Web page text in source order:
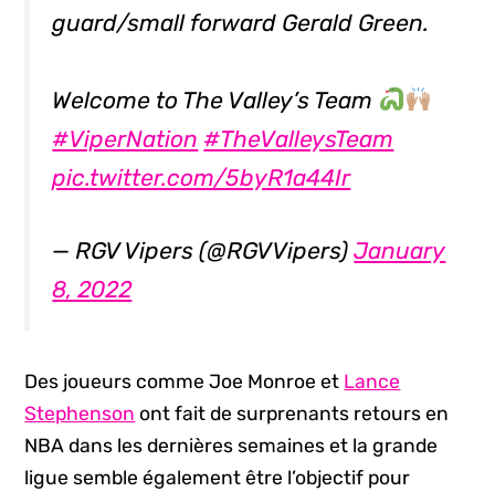
guard/small forward Gerald Green.
Welcome to The Valley’s Team
#ViperNation #TheValleysTeam
pic.twitter.com/5byR1a44Ir
— RGV Vipers (@RGVVipers)January
8, 2022
Des joueurs comme Joe Monroe et Lance
Stephenson ont fait de surprenants retours en
NBA dans les dernières semaines et la grande
ligue semble également être l’objectif pour